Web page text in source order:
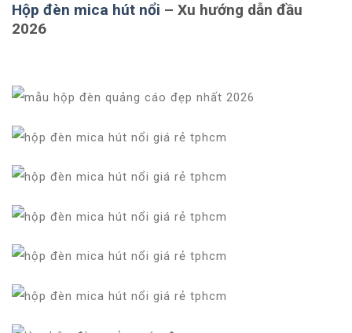
Hộp đèn mica hút nổi – Xu hướng dẫn đầu
2026